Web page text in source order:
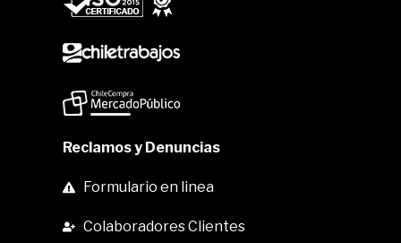
Reclamos y Denuncias
Formulario en linea
Colaboradores Clientes